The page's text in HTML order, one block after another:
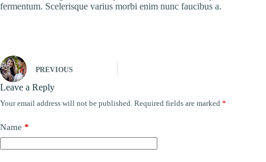
fermentum. Scelerisque varius morbi enim nunc faucibus a.
PREVIOUS
Leave a Reply
Your email address will not be published. Required fields are marked *
Name *